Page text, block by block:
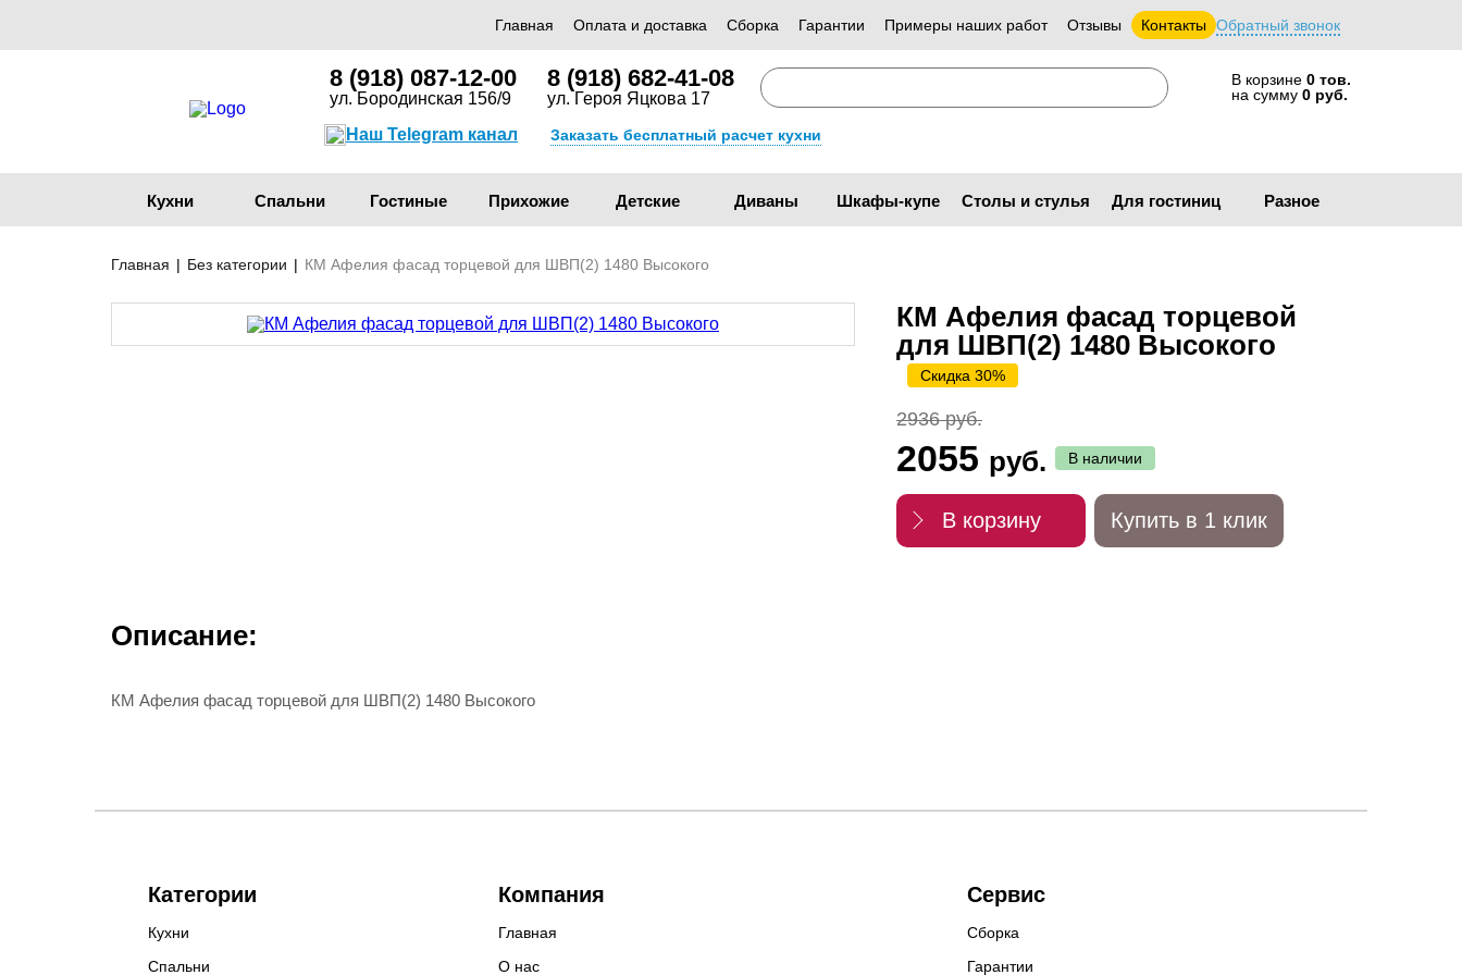
Главная Оплата и доставка Сборка Гарантии Примеры наших работ Отзывы Контакты Обратный звонок
8 (918) 087-12-00
ул. Бородинская 156/9
8 (918) 682-41-08
ул. Героя Яцкова 17
В корзине 0 тов.
на сумму 0 руб.
Наш Telegram канал Заказать бесплатный расчет кухни
Кухни Спальни Гостиные Прихожие Детские Диваны Шкафы-купе Столы и стулья Для гостиниц Разное
Главная | Без категории | КМ Афелия фасад торцевой для ШВП(2) 1480 Высокого
КМ Афелия фасад торцевой
для ШВП(2) 1480 Высокого
Скидка 30%
2936 руб.
2055 руб. В наличии
В корзину Купить в 1 клик
Описание:
КМ Афелия фасад торцевой для ШВП(2) 1480 Высокого
Категории
Кухни
Спальни
Компания
Главная
О нас
Сервис
Сборка
Гарантии